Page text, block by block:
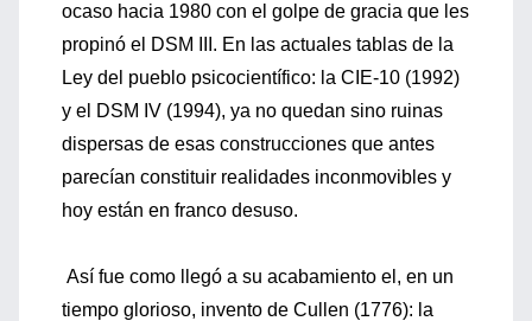
ocaso hacia 1980 con el golpe de gracia que les
propinó el DSM III. En las actuales tablas de la
Ley del pueblo psicocientífico: la CIE-10 (1992)
y el DSM IV (1994), ya no quedan sino ruinas
dispersas de esas construcciones que antes
parecían constituir realidades inconmovibles y
hoy están en franco desuso.
Así fue como llegó a su acabamiento el, en un
tiempo glorioso, invento de Cullen (1776): la